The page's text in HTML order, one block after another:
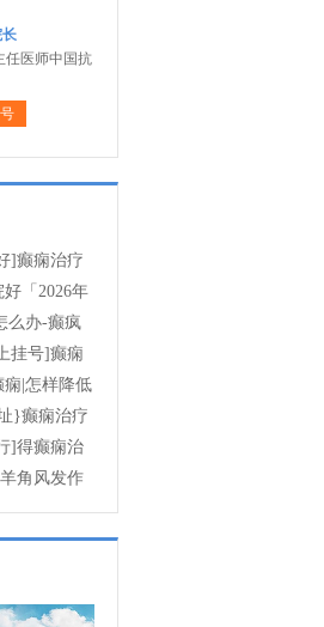
任医师中国抗
]癫痫治疗
「2026年
病人容易
么办-癫疯
什么?
挂号]癫痫
痫|怎样降低
}癫痫治疗
]得癫痫治
角风发作